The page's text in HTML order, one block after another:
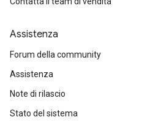
Assistenza
Forum della community
Assistenza
Note di rilascio
Stato del sistema